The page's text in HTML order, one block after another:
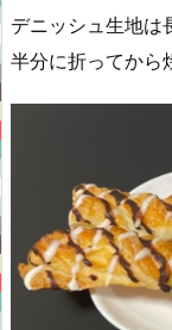
デニッシュ生地は
半分に折ってから